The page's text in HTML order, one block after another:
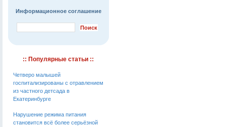
Информационное соглашение
:: Популярные статьи ::
Четверо малышей
госпитализированы с отравлением
из частного детсада в
Екатеринбурге
Нарушение режима питания
становится всё более серьёзной